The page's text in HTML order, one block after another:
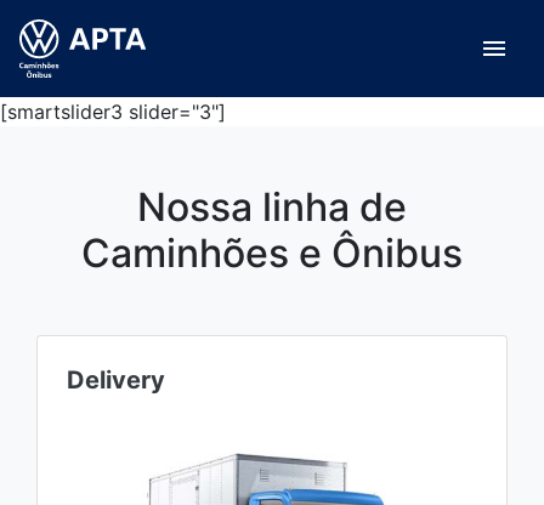
menu
[smartslider3 slider="3"]
Nossa linha de
Caminhões e Ônibus
Delivery